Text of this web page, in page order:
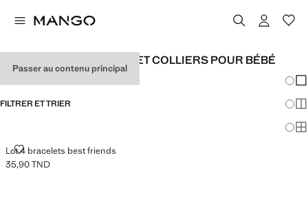
Passer au contenu principal
BRACELETS POUR BÉBÉ ET COLLIERS POUR BÉBÉ
FILTRER ET TRIER
Lot 4 bracelets best friends
LOT 4 BRACELETS BEST FRIENDS
Prix actuel [35,90 TND ]
35,90 TND